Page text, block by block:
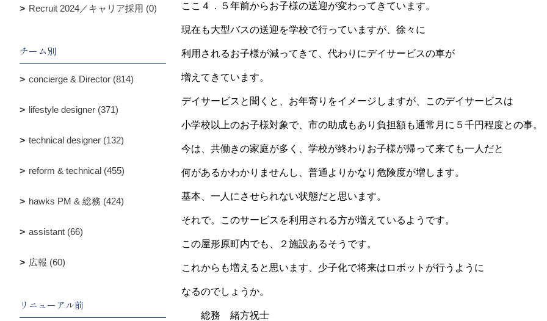
ここ４．５年前からお子様の送迎が変わってきています。
現在も大型バスの送迎を学校で行っていますが、徐々に
利用されるお子様が減ってきて、代わりにデイサービスの車が
増えてきています。
デイサービスと聞くと、お年寄りをイメージしますが、このデイサービスは
小学校以上のお子様対象で、市の助成もあり負担額も通常月に５千円程度との事。
今は、共働きの家庭が多く、学校が終わりお子様が帰って来ても一人だと
何があるかわかりませんし、普通よりかなり危険度が増します。
基本、一人にさせられない状態だと思います。
それで。このサービスを利用される方が増えているようです。
この屋形原町内でも、２施設あるそうです。
これからも増えると思います、少子化で将来はロボットが行うように
なるのでしょうか。
総務 緒方祝士
Recruit 2024／キャリア採用 (0)
チーム別
concierge & Director (814)
lifestyle designer (371)
technical designer (132)
reform & technical (455)
hawks PM & 総務 (424)
assistant (66)
広報 (60)
リニューアル前